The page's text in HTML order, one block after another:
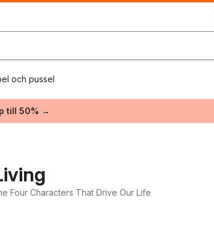
och pussel
till 50% →
Four Characters That Drive Our Life